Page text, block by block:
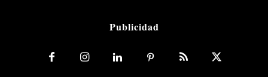
Publicidad